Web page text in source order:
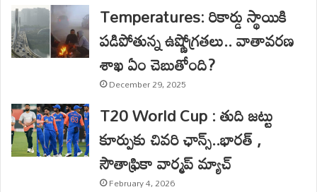
Temperatures: రికార్డు స్థాయికి
పడిపోతున్న ఉష్ణోగ్రతలు.. వాతావరణ
శాఖ ఏం చెబుతోంది?
December 29, 2025
T20 World Cup : తుది జట్టు
కూర్పుకు చివరి ఛాన్స్..భారత్ ,
సౌతాఫ్రికా వార్మప్ మ్యాచ్
February 4, 2026